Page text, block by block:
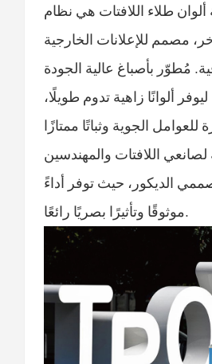
طلاء اللافتات هي نظام
مصمم للإعلانات الخارجية
مُطوّر بأصباغ عالية الجودة
ألوانًا زاهية تدوم طويلًا،
الجوية وثباتًا ممتازًا
لصانعي اللافتات والمهندسين
الديكور، حيث توفر أداءً
موثوقًا وتأثيرًا بصريًا رائعًا.